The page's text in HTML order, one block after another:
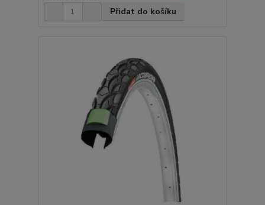
Přidat do košíku